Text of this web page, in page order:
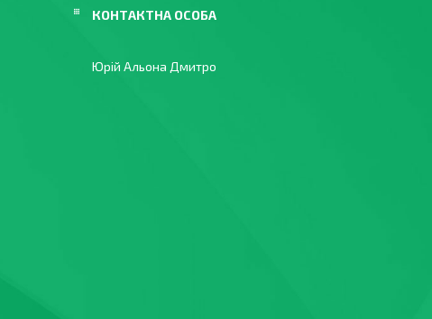
Юрій Альона Дмитро